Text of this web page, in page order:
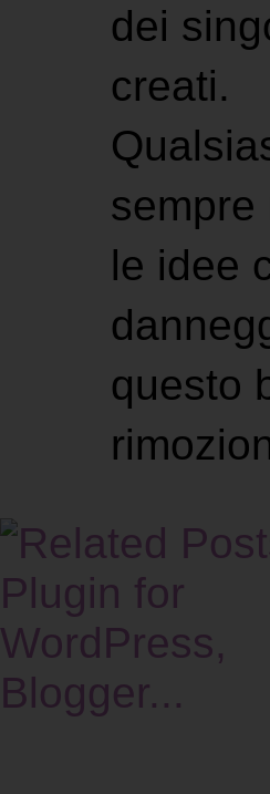
dei
creati.
sempre
le idee
questo